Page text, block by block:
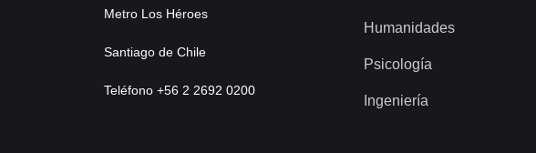
Metro Los Héroes
Santiago de Chile
Teléfono +56 2 2692 0200
Humanidades
Psicología
Ingeniería